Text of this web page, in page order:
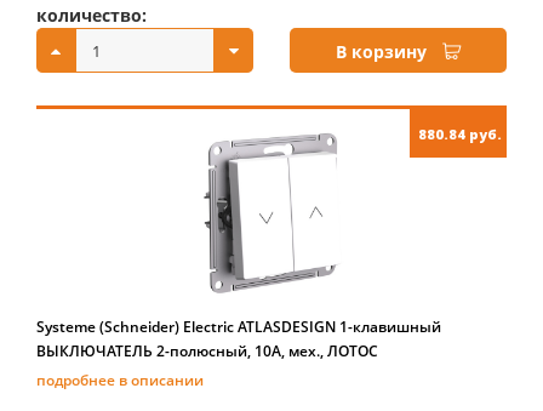
количество:
В корзину
880.84 руб.
Systeme (Schneider) Electric ATLASDESIGN 1-клавишный
ВЫКЛЮЧАТЕЛЬ 2-полюсный, 10А, мех., ЛОТОС
подробнее в описании